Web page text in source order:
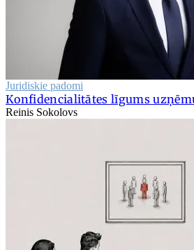
Juridiskie padomi
Konfidencialitātes līgums
Reinis Sokolovs